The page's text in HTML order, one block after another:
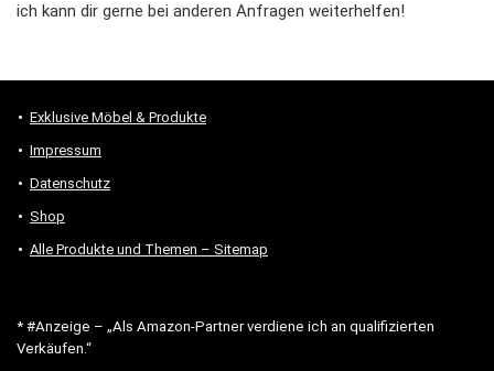
ich kann dir gerne bei anderen Anfragen weiterhelfen!
Exklusive Möbel & Produkte
Impressum
Datenschutz
Shop
Alle Produkte und Themen – Sitemap
* #Anzeige – „Als Amazon-Partner verdiene ich an qualifizierten
Verkäufen.“